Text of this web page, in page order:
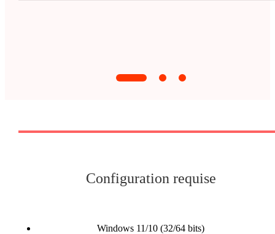
Configuration requise
Windows 11/10 (32/64 bits)